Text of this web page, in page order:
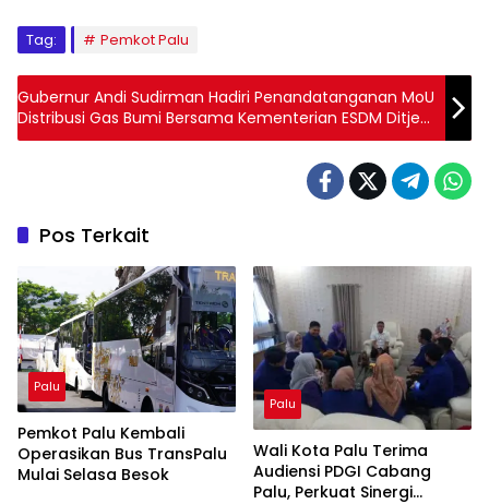
Tag: Pemkot Palu
Gubernur Andi Sudirman Hadiri Penandatanganan MoU
Distribusi Gas Bumi Bersama Kementerian ESDM Ditjen
Migas
Pos Terkait
Palu
Pemkot Palu Kembali
Operasikan Bus TransPalu
Mulai Selasa Besok
Palu
Wali Kota Palu Terima
Audiensi PDGI Cabang
Palu, Perkuat Sinergi